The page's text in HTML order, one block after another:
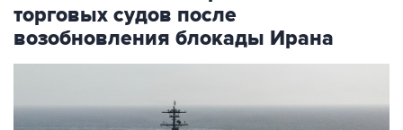
торговых судов после
возобновления блокады Ирана